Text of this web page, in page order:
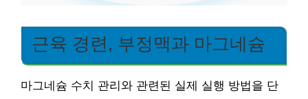
근육 경련, 부정맥과 마그네슘
마그네슘 수치 관리와 관련된 실제 실행 방법을 단